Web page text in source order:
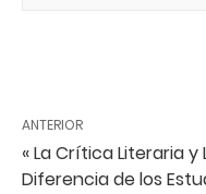
ANTERIOR
« La Crítica Literaria
Diferencia de los